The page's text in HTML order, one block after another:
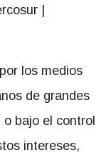
los medios
de grandes
bajo el control
intereses,